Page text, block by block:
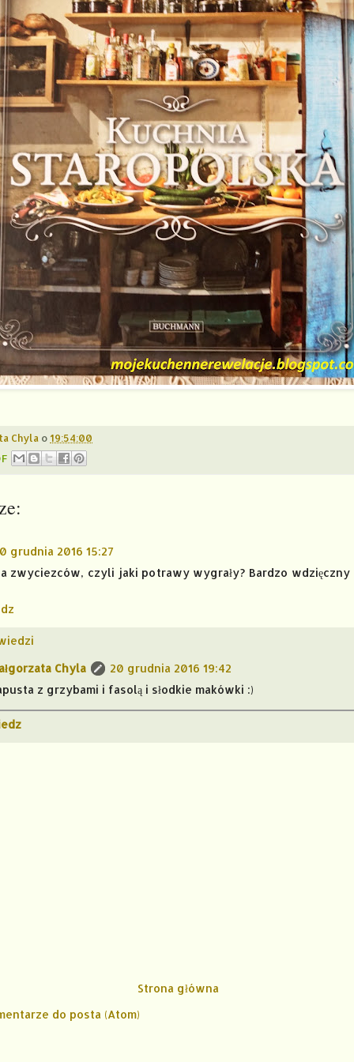
Chyla o 19:54:00
grudnia 2016 15:27
zwyciezców, czyli jaki potrawy wygrały? Bardzo
Chyla
20 grudnia 2016 19:42
z grzybami i fasolą i słodkie makówki :)
Strona główna
do posta (Atom)